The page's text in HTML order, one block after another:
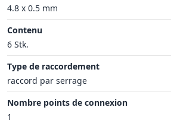
4.8 x 0.5 mm
Contenu
6 Stk.
Type de raccordement
raccord par serrage
Nombre points de connexion
1